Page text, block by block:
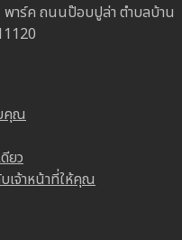
าร์ค ถนนป๊อบปูล่า ตำบลบ้าน
คุณ
ยว
เจ้าหน้าที่ให้คุณ